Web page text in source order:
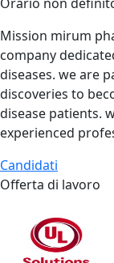
Mission mirum
company
diseases. we are
discoveries to
disease patients.
experienced
Candidati
Offerta di lavoro